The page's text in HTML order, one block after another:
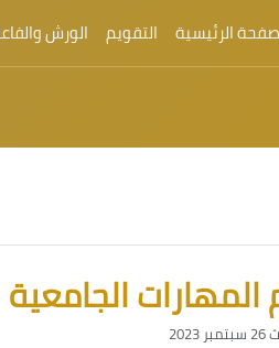
الرئيسية التقويم الورش
الجامعية